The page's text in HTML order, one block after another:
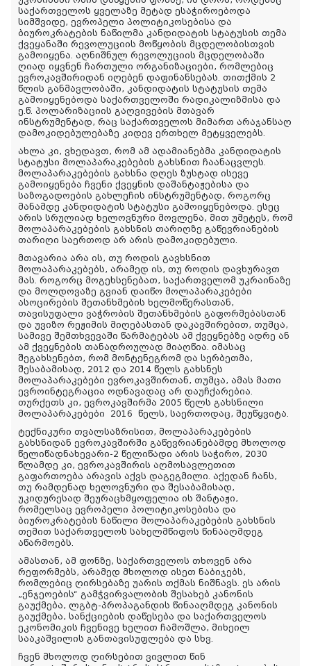
საქართველოს ყველაზე მეტად ესაჭიროებოდა
სიმშვიდე, ევროპელი პოლიტიკოსებისა და
ბიუროკრატების ნაწილმა კანდიდატის სტატუსის თემა
ქვეყანაში რევოლუციის მოწყობის მცდელობისთვის
გამოიყენა. აღნიშნულ რევოლუციის მცდელობაში
ღიად იყვნენ ჩართული ორგანიზაციები, რომლებიც
ევროკავშირიდან იღებენ დაფინანსებას. თითქმის 2
წლის განმავლობაში, კანდიდატის სტატუსის თემა
გამოიყენებოდა საქართველოში რადიკალიზმისა და
ე.წ. პოლარიზაციის გაღვივების მთავარ
ინსტრუმენტად, რაც საქართველოს მიმართ არაჯანსაღ
დამოკიდებულებაზე კიდევ ერთხელ მეტყველებს.
ახლა კი, ვხედავთ, რომ ამ ადამიანებმა კანდიდატის
სტატუსი მოლაპარაკებების გახსნით ჩაანაცვლეს.
მოლაპარაკებების გახსნა დღეს ზუსტად ისევე
გამოიყენება ჩვენი ქვეყნის დაშანტაჟებისა და
საზოგადოების გახლეჩის ინსტრუმენტად, როგორც
მანამდე კანდიდატის სტატუსი გამოიყენებოდა. ესეც
არის სრულიად ხელოვნური მოვლენა, მით უმეტეს, რომ
მოლაპარაკებების გახსნის თარიღზე გაწევრიანების
თარიღი საერთოდ არ არის დამოკიდებული.
მთავარია არა ის, თუ როდის გავხსნით
მოლაპარაკებებს, არამედ ის, თუ როდის დავხურავთ
მას. როგორც მოგეხსენებათ, საქართველომ უკრაინაზე
და მოლდოვაზე გვიან დაიწო მოლაპარაკებები
ასოცირების შეთანხმების ხელმოწერასთან,
თავისუფალი ვაჭრობის შეთანხმების გაფორმებასთან
და უვიზო რეჟიმის მიღებასთან დაკავშირებით, თუმცა,
სამივე შემთხვევაში წარმატებას ამ ქვეყნებზე ადრე ან
ამ ქვეყნების თანადროულად მიაღწია. იმასაც
შეგახსენებთ, რომ მონტენეგრომ და სერბეთმა,
შესაბამისად, 2012 და 2014 წელს გახსნეს
მოლაპარაკებები ევროკავშირთან, თუმცა, ამას მათი
ევროინტეგრაცია ოდნავადაც არ დაუჩქარებია.
თურქეთს კი, ევროკავშირმა 2005 წელს გახსნილი
მოლაპარაკებები 2016 წელს, საერთოდაც, შეუწყვიტა.
ტექნიკური თვალსაზრისით, მოლაპარაკებების
გახსნიდან ევროკავშირში გაწევრიანებამდე მხოლოდ
წელიწადნახევარი-2 წელიწადი არის საჭირო, 2030
წლამდე კი, ევროკავშირის აღმოსავლეთით
გაფართოება არავის აქვს დაგეგმილი. აქედან ჩანს,
თუ რამდენად ხელოვნური და შესაბამისად,
უკიდურესად შეურაცხმყოფელია ის შანტაჟი,
რომელსაც ევროპელი პოლიტიკოსებისა და
ბიუროკრატების ნაწილი მოლაპარაკებების გახსნის
თემით საქართველოს სახელმწიფოს წინააღმდეგ
აწარმოებს.
ამასთან, ამ ფონზე, საქართველოს თხოვენ არა
რეფორმებს, არამედ მხოლოდ ისეთ ნაბიჯებს,
რომლებიც ღირსებაზე უარის თქმას ნიშნავს. ეს არის
„ენჯეოების“ გამჭვირვალობის შესახებ კანონის
გაუქმება, ლგბტ-პროპაგანდის წინააღმდეგ კანონის
გაუქმება, სანქციების დაწესება და საქართველოს
ეკონომიკის ჩვენივე ხელით ჩამოშლა, მიხეილ
სააკაშვილის განთავისუფლება და სხვ.
ჩვენ მხოლოდ ღირსებით ვივლით წინ